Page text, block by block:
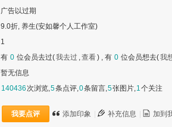
广告以过期
9.0折, 养生(安如馨个人工作室)
1
有 0 位会员去过(我去过 ,查看) , 有 0 位会员想去(我
暂无信息
140436 次浏览,5条点评,0条留言,5张图片,1个关注
我要点评 添加印象 补充信息 加到